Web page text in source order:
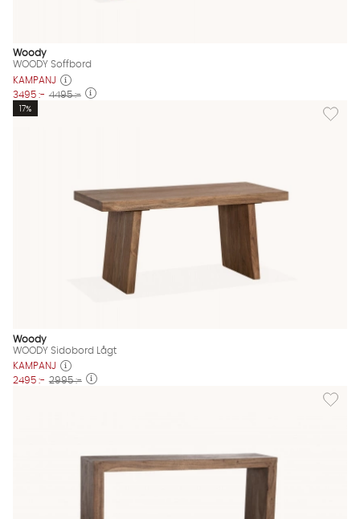
Woody
WOODY Soffbord
KAMPANJ
3495 :- 4495 :-
Lägg
17%
Woody
WOODY Sidobord Lågt
KAMPANJ
2495 :- 2995 :-
Lägg